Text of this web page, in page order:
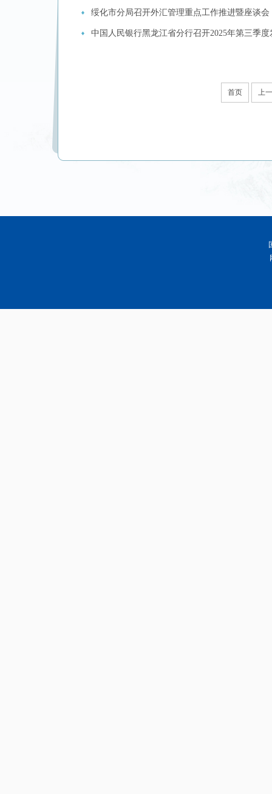
绥化市分局召开外汇管理重点工作推进暨座谈会
中国人民银行黑龙江省分行召开2025年第三季
首页 上